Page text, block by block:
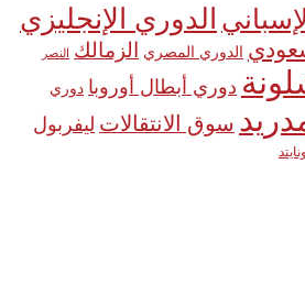
الدوري الإنجليزي
الدوري المصري الزمالك النصر
دوري أبطال أوروبا دوري
سوق الانتقالات ليفربول